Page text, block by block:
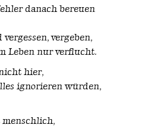
danach bereuen
vergeben,
Leben nur verflucht.
hier,
ignorieren würden,